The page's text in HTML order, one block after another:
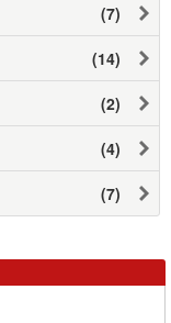
(7)
(14)
(2)
(4)
(7)